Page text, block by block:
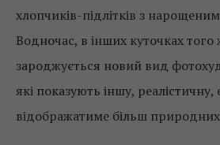
хлопчиків-підлітків з
Водночас, в інших куточках
зароджується новий вид
які показують іншу,
відображатиме більш природних